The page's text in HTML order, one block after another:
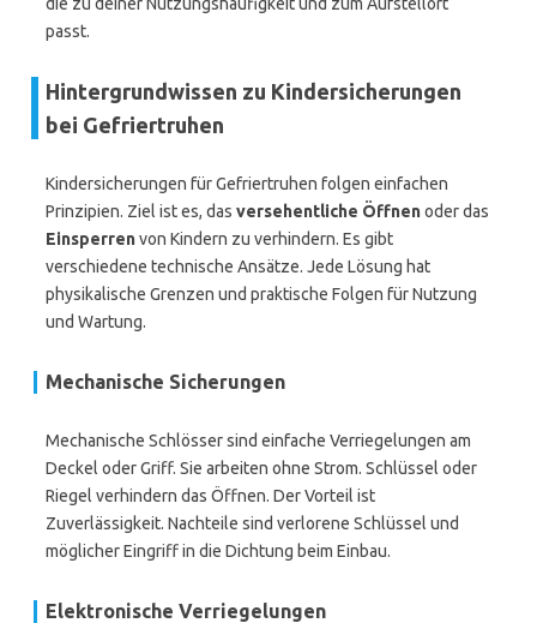
passt.
Hintergrundwissen zu Kindersicherungen
bei Gefriertruhen
Kindersicherungen für Gefriertruhen folgen einfachen
Prinzipien. Ziel ist es, das versehentliche Öffnenoder das
Einsperrenvon Kindern zu verhindern. Es gibt
verschiedene technische Ansätze. Jede Lösung hat
physikalische Grenzen und praktische Folgen für Nutzung
und Wartung.
Mechanische Sicherungen
Mechanische Schlösser sind einfache Verriegelungen am
Deckel oder Griff. Sie arbeiten ohne Strom. Schlüssel oder
Riegel verhindern das Öffnen. Der Vorteil ist
Zuverlässigkeit. Nachteile sind verlorene Schlüssel und
möglicher Eingriff in die Dichtung beim Einbau.
Elektronische Verriegelungen